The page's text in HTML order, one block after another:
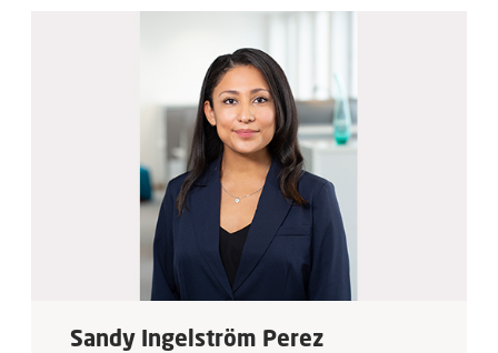
Sandy Ingelström Perez